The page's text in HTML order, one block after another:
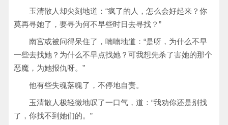
玉清散人却尖刻地道：“疯了的人，怎么会好起来？你
莫再寻她了，要寻为何不早些时日去寻找？”
南宫或被问得呆住了，喃喃地道：“是呀，为什么不早
一些去找她？为什么不早点找她？可我想先杀了害她的那个
恶魔，为她报仇呀。”
他有些失魂落魄了，不停地自责。
玉清散人极轻微地叹了一口气，道：“我劝你还是别找
了，你找不到她们的。”